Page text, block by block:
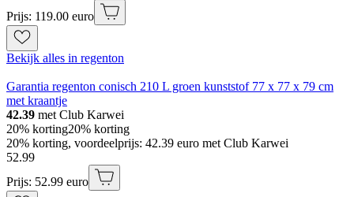
Prijs: 119.00 euro
Bekijk alles in regenton
Garantia regenton conisch 210 L groen kunststof 77 x 77 x 79 cm
met kraantje
42.39 met Club Karwei
20% korting20% korting
20% korting, voordeelprijs: 42.39 euro met Club Karwei
52.99
Prijs: 52.99 euro